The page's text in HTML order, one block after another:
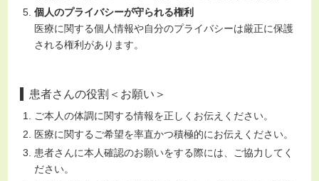
個人のプライバシーが守られる権利
医療に関する個人情報や自分のプライバシーは厳正に保護
される権利があります。
患者さんの役割＜お願い＞
ご本人の体調に関する情報を正しくお伝えください。
医療に関するご希望を率直かつ積極的にお伝えください。
患者さんに本人確認のお願いをする際には、ご協力してく
ださい。